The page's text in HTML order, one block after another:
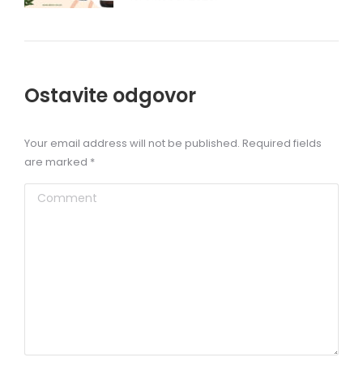
Ostavite odgovor
Your email address will not be published. Required fields
are marked *
Comment